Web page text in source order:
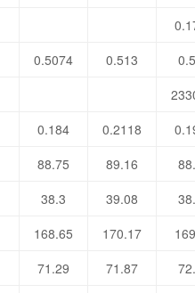
0.5074 0.513
0.184 0.2118
88.75 89.16
38.3 39.08
168.65 170.17
71.29 71.87